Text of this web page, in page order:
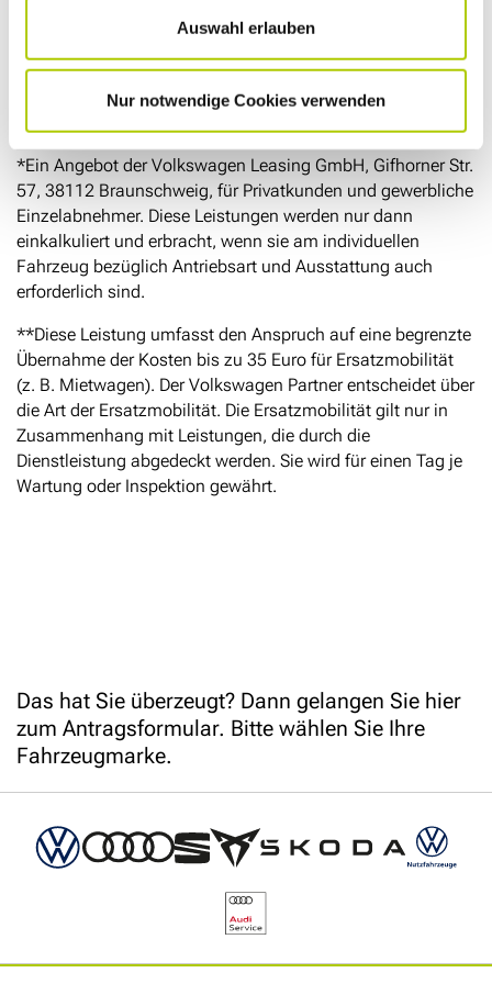
Auswahl erlauben
Nur notwendige Cookies verwenden
Leistungsumfang mitinbegriffen
erfolgt unabhängig von Beschränkungen wie
Fahrzeugalter und Laufleistung zu Beginn des
*Ein Angebot der Volkswagen Leasing GmbH, Gifhorner Str.
57, 38112 Braunschweig, für Privatkunden und gewerbliche
Einzelabnehmer. Diese Leistungen werden nur dann
einkalkuliert und erbracht, wenn sie am individuellen
Fahrzeug bezüglich Antriebsart und Ausstattung auch
erforderlich sind.
**Diese Leistung umfasst den Anspruch auf eine begrenzte
Übernahme der Kosten bis zu 35 Euro für Ersatzmobilität
(z. B. Mietwagen). Der Volkswagen Partner entscheidet über
die Art der Ersatzmobilität. Die Ersatzmobilität gilt nur in
Zusammenhang mit Leistungen, die durch die
Dienstleistung abgedeckt werden. Sie wird für einen Tag je
Wartung oder Inspektion gewährt.
Das hat Sie überzeugt? Dann gelangen Sie hier
zum Antragsformular. Bitte wählen Sie Ihre
Fahrzeugmarke.